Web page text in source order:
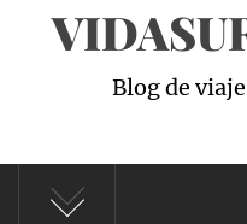
Blog de